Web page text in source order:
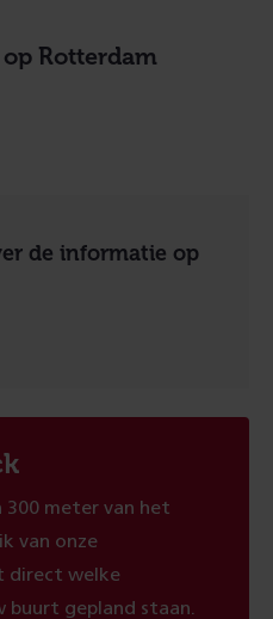
Rotterdam
de informatie op
300 meter van het
van onze
direct welke
buurt gepland staan.